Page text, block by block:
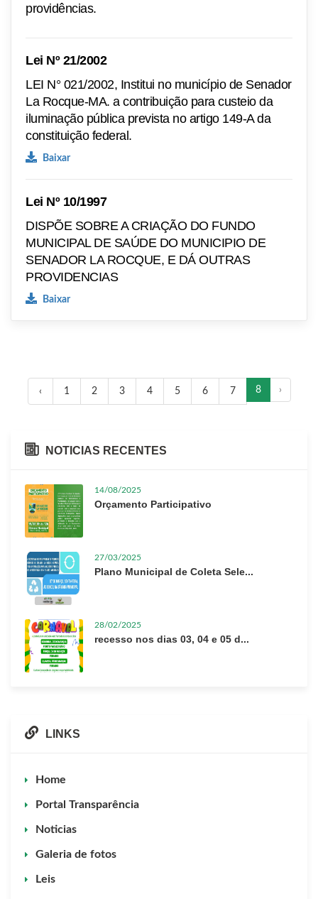
providências.
Lei Nº 21/2002
LEI N° 021/2002, Institui no município de Senador
La Rocque-MA. a contribuição para custeio da
iluminação pública prevista no artigo 149-A da
constituição federal.
Baixar
Lei Nº 10/1997
DISPÕE SOBRE A CRIAÇÃO DO FUNDO
MUNICIPAL DE SAÚDE DO MUNICIPIO DE
SENADOR LA ROCQUE, E DÁ OUTRAS
PROVIDENCIAS
Baixar
‹ 1 2 3 4 5 6 7 8 ›
NOTICIAS RECENTES
14/08/2025
Orçamento Participativo
27/03/2025
Plano Municipal de Coleta Sele...
28/02/2025
recesso nos dias 03, 04 e 05 d...
LINKS
Home
Portal Transparência
Noticias
Galeria de fotos
Leis